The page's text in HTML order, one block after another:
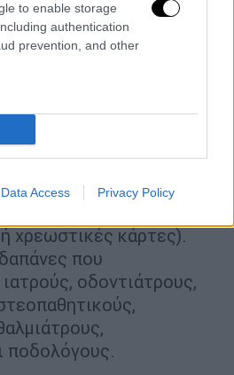
to enable storage
authentication
prevention, and other
Data Access Privacy Policy
φορολογείται για
που δεν έχει καλυφθεί
επαγγελμάτων
της αξίας τους, για την
εισοδήματος και την
φορολόγησης με 22%,
χρεωστικές κάρτες).
που
οδοντιάτρους,
ποδολόγους.